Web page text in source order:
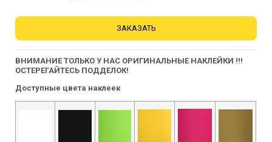
ЗАКАЗАТЬ
ВНИМАНИЕ ТОЛЬКО У НАС ОРИГИНАЛЬНЫЕ НАКЛЕЙКИ !!!
ОСТЕРЕГАЙТЕСЬ ПОДДЕЛОК!
Доступные цвета наклеек